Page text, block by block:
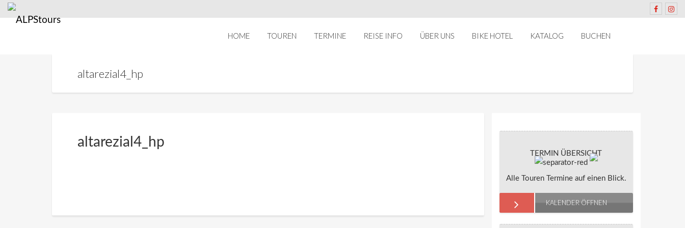
HOME TOUREN TERMINE REISE INFO ÜBER UNS BIKE HOTEL KATALOG BUCHEN
altarezial4_hp
altarezial4_hp
TERMIN ÜBERSICHT
Alle Touren Termine auf einen Blick.
KALENDER ÖFFNEN